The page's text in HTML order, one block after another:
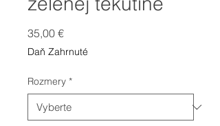
35,00 €Price
Daň Zahrnuté
Rozmery *